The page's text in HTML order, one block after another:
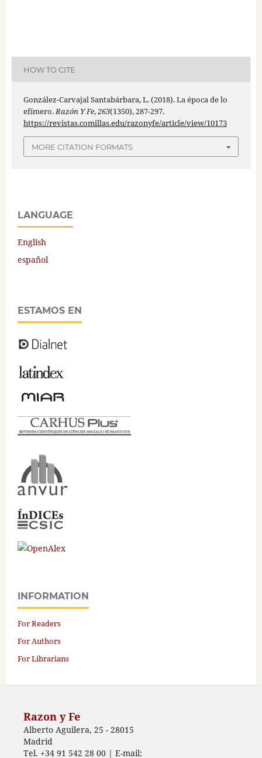
HOW TO CITE
González-Carvajal Santabárbara, L. (2018). La época de lo
efímero.Razón Y Fe,263(1350), 287-297.
https://revistas.comillas.edu/razonyfe/article/view/10173
MORE CITATION FORMATS
LANGUAGE
English
español
ESTAMOS EN
INFORMATION
For Readers
For Authors
For Librarians
Razon y Fe
Alberto Aguilera, 25 - 28015
Madrid
Tel. +34 91 542 28 00 | E-mail: